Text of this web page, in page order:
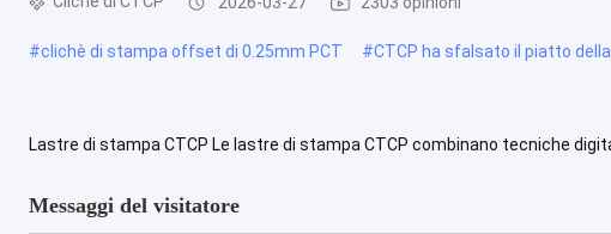
#clichè di stampa offset di 0.25mm PCT #CTCP ha sfalsato il piatto
Lastre di stampa CTCP Le lastre di stampa CTCP combinano tecniche
Messaggi del visitatore